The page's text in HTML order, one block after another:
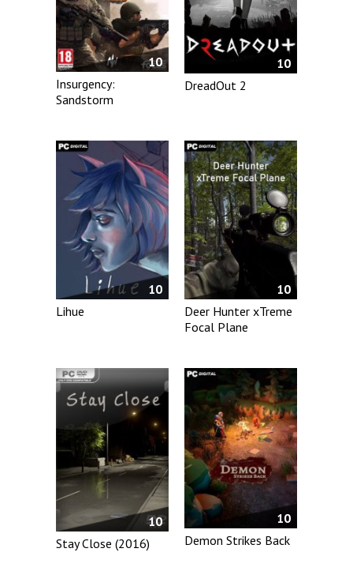
10
Insurgency:
Sandstorm
10
DreadOut 2
10
Lihue
10
Deer Hunter xTreme
Focal Plane
10
Stay Close (2016)
10
Demon Strikes Back